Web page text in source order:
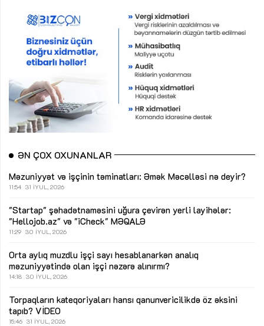
ƏN ÇOX OXUNANLAR
Məzuniyyət və işçinin təminatları: Əmək Məcəlləsi nə deyir?
11:54 31 İYUL, 2026
"Startap" şəhadətnaməsini uğura çevirən yerli layihələr:
"Hellojob.az" və "iCheck" MƏQALƏ
11:29 30 İYUL, 2026
Orta aylıq muzdlu işçi sayı hesablanarkən analıq
məzuniyyətində olan işçi nəzərə alınırmı?
14:18 30 İYUL, 2026
Torpaqların kateqoriyaları hansı qanunvericilikdə öz əksini
tapıb? VİDEO
15:46 31 İYUL, 2026